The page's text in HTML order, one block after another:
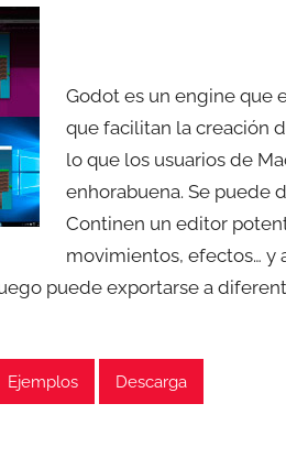
Godot es un engine que
que facilitan la creación
lo que los usuarios de
enhorabuena. Se puede
Continen un editor
movimientos, efectos… y
puede exportarse a
Ejemplos Descarga